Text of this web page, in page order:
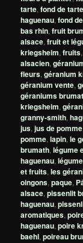
tarte,fond de
haguenau,fond
bas rhin,fruit
alsace,fruit et
kriegsheim,fruits
alsacien,
fleurs,géranium
géranium vente,
géraniums
kriegsheim,
granny-smith,
jus,jus de pomme
pomme,lapin,le
brumath,légume
haguenau,
et fruits,les
oingons,paque,
alsace,pissenlit
haguenau,
aromatiques,
haguenau,poire
baehl,poireau